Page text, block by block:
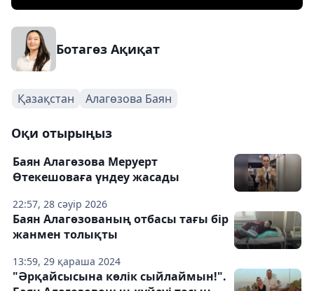
Ботагөз Ақиқат
Қазақстан Алагөзова Баян
Оқи отырыңыз
22:57, 28 сәуір 2026
Баян Алагөзова Меруерт
Өтекешоваға үндеу жасады
13:59, 29 қараша 2024
Баян Алагөзованың отбасы тағы бір
жанмен толықты
"Әрқайсысына көлік сыйлаймын!".